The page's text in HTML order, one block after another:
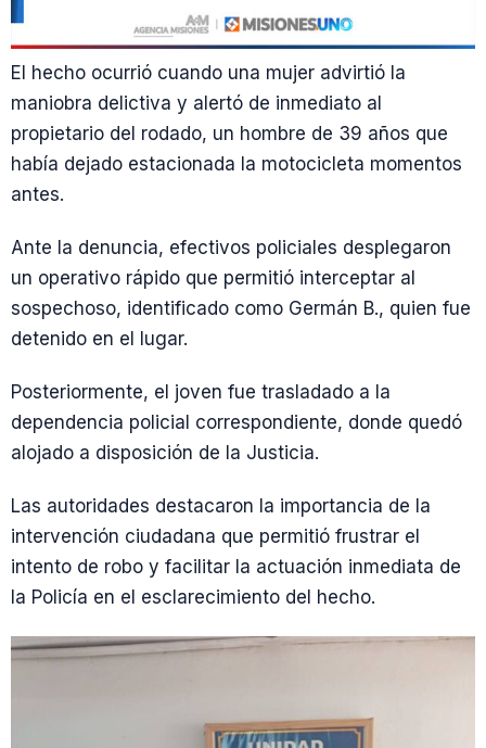
El hecho ocurrió cuando una mujer advirtió la
maniobra delictiva y alertó de inmediato al
propietario del rodado, un hombre de 39 años que
había dejado estacionada la motocicleta momentos
antes.
Ante la denuncia, efectivos policiales desplegaron
un operativo rápido que permitió interceptar al
sospechoso, identificado como Germán B., quien fue
detenido en el lugar.
Posteriormente, el joven fue trasladado a la
dependencia policial correspondiente, donde quedó
alojado a disposición de la Justicia.
Las autoridades destacaron la importancia de la
intervención ciudadana que permitió frustrar el
intento de robo y facilitar la actuación inmediata de
la Policía en el esclarecimiento del hecho.